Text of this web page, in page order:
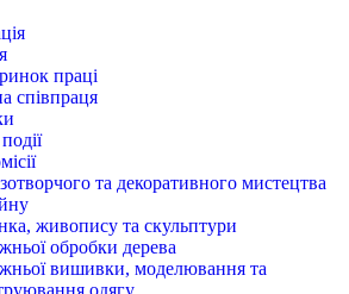
праці
співпраця
та декоративного мистецтва
живопису та скульптури
обробки дерева
вишивки, моделювання та
одягу